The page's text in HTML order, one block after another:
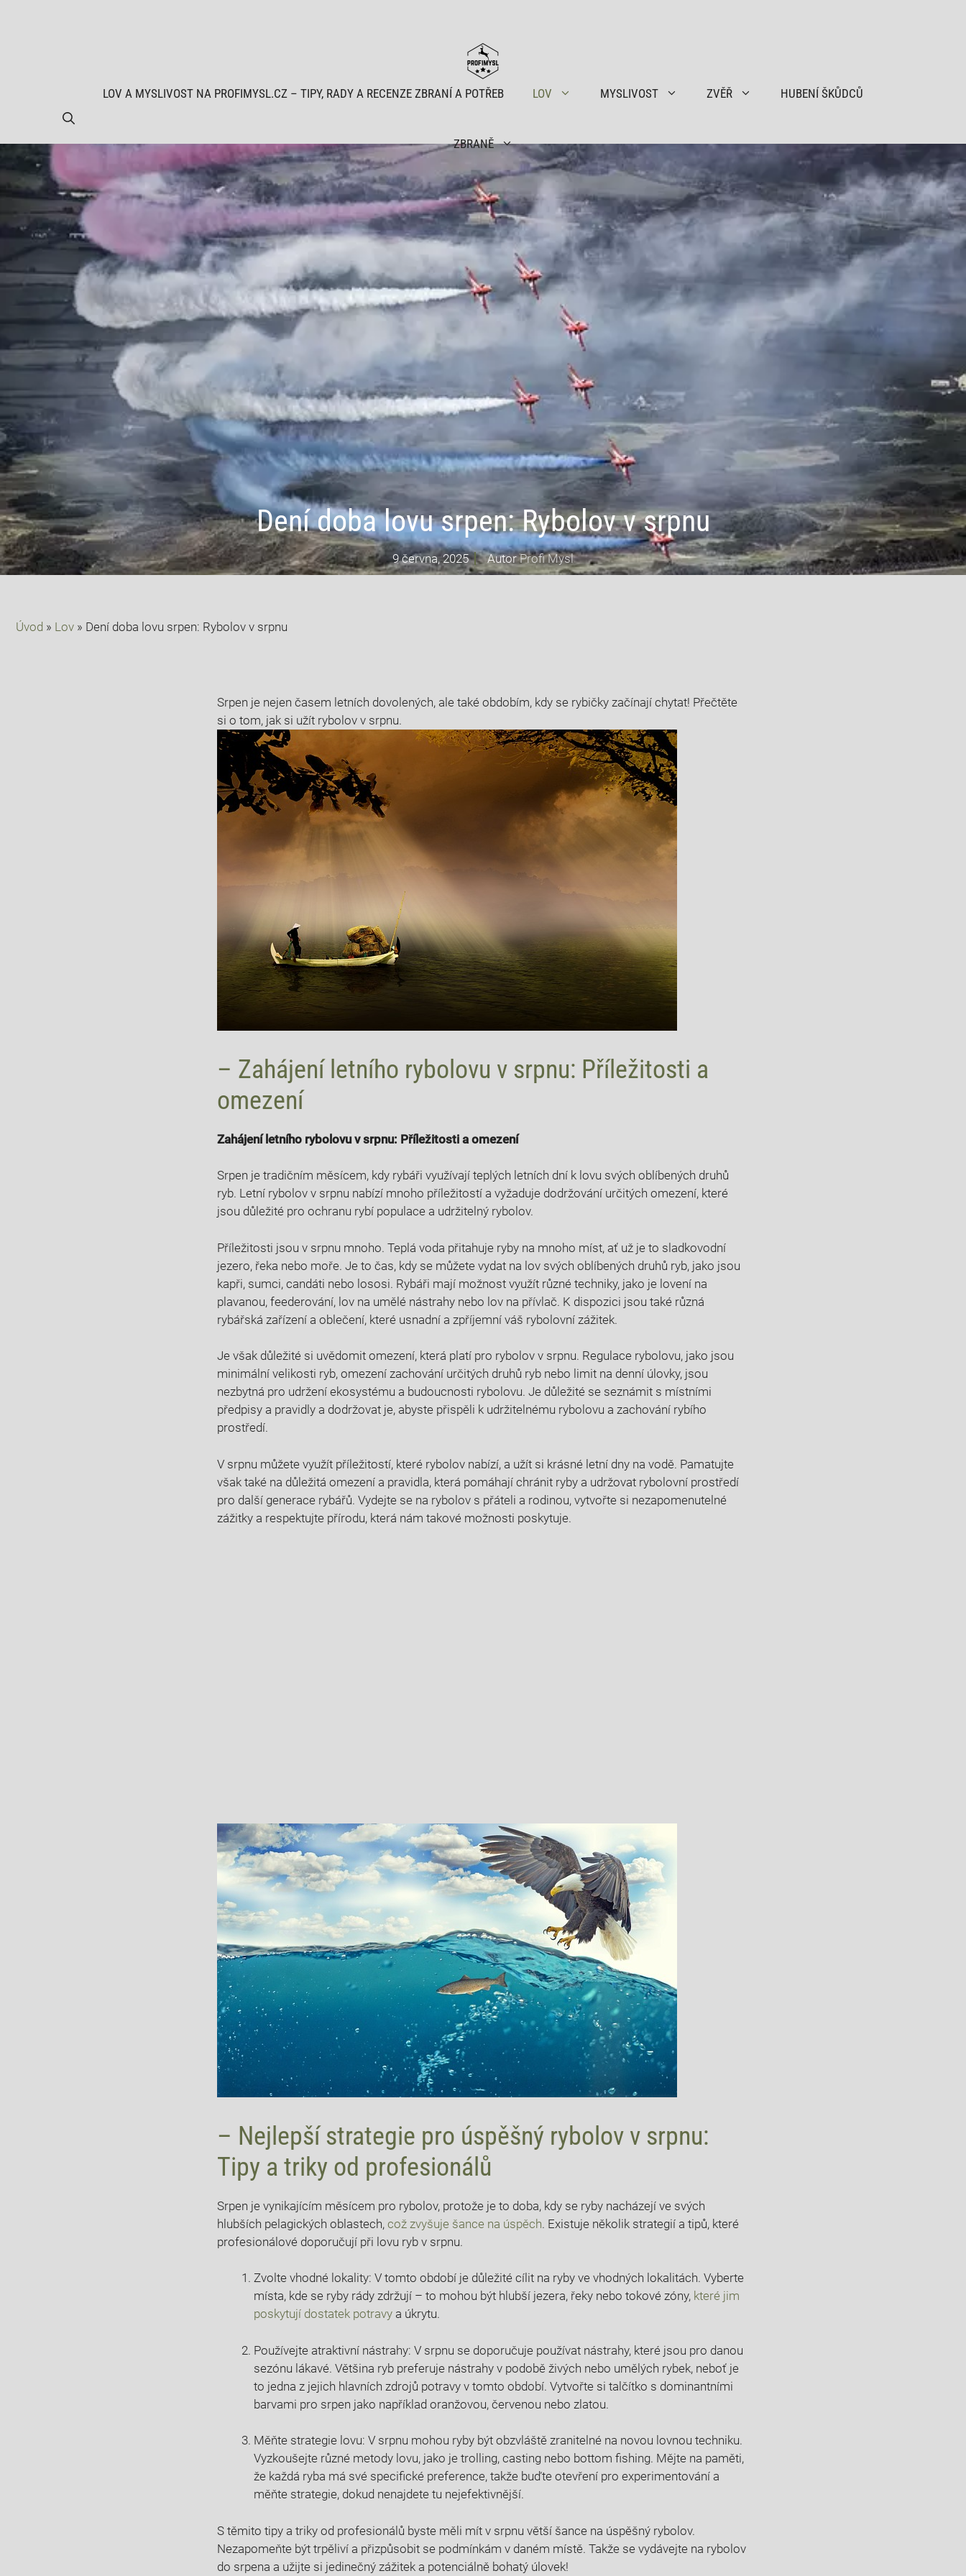
LOV A MYSLIVOST NA PROFIMYSL.CZ – TIPY, RADY A RECENZE ZBRANÍ A POTŘEB LOV MYSLIVOST ZVĚŘ HUBENÍ ŠKŮDCŮ
ZBRANĚ
Dení doba lovu srpen: Rybolov v srpnu
9 června, 2025 AutorProfi Mysl
Úvod » Lov » Dení doba lovu srpen: Rybolov v srpnu
Srpen je⁣ nejen⁢ časem‌ letních dovolených,​ ale také obdobím, kdy se ‌rybičky začínají chytat!⁢ Přečtěte
si‌ o ‍tom, ‍jak si užít rybolov v ⁢srpnu.
– Zahájení⁢ letního rybolovu v srpnu: Příležitosti a
omezení
Zahájení‍ letního ⁣rybolovu v srpnu: Příležitosti a omezení
Srpen je⁤ tradičním měsícem, ‌kdy rybáři využívají teplých letních ⁢dní k lovu ⁣svých oblíbených⁣ druhů
⁤ryb. Letní⁤ rybolov ​v⁤ srpnu nabízí mnoho příležitostí ‌a vyžaduje dodržování ‌určitých omezení, které
⁣jsou důležité pro ochranu rybí populace a udržitelný rybolov.
Příležitosti jsou v srpnu‌ mnoho. Teplá voda ⁢přitahuje ryby⁣ na mnoho míst, ‌ať⁤ už je to sladkovodní
jezero, řeka nebo moře. Je to⁤ čas, kdy se můžete vydat na lov svých oblíbených druhů ⁢ryb, jako jsou
kapři, ⁣sumci, candáti⁢ nebo ​lososi. Rybáři mají možnost ⁢využít ​různé techniky,‌ jako je lovení na
plavanou, feederování, lov na umělé ‌nástrahy ⁤nebo lov ⁣na přívlač. K dispozici jsou také různá
rybářská zařízení a ‌oblečení, které usnadní a zpříjemní váš rybolovní zážitek.
Je však důležité si uvědomit omezení, která platí pro rybolov v ​srpnu. Regulace rybolovu, jako jsou
minimální velikosti ryb, omezení⁢ zachování určitých druhů ryb​ nebo limit ‌na denní úlovky, jsou
nezbytná​ pro ‌udržení ekosystému a ‌budoucnosti rybolovu. Je důležité ⁢se seznámit s ⁣místními
předpisy a⁢ pravidly a dodržovat⁤ je, abyste ⁣přispěli k udržitelnému‌ rybolovu a ⁤zachování‌ rybího
prostředí.
V⁢ srpnu ⁤můžete ⁤využít příležitostí, ⁢které rybolov nabízí, a užít si krásné letní dny na vodě. Pamatujte
však také na důležitá⁣ omezení a pravidla, která pomáhají chránit ryby ⁢a udržovat rybolovní​ prostředí
pro další generace rybářů. ⁣Vydejte⁤ se na rybolov s přáteli a‌ rodinou, ​vytvořte si⁤ nezapomenutelné
‍zážitky ‍a respektujte přírodu,⁢ která ‌nám takové‍ možnosti​ poskytuje.
– Nejlepší ⁤strategie pro úspěšný rybolov​ v srpnu:⁤
Tipy a ​triky od⁣ profesionálů
Srpen je vynikajícím ⁢měsícem pro rybolov, protože je⁤ to doba,⁤ kdy ⁤se‌ ryby nacházejí ve svých
hlubších pelagických oblastech, ​​ což ⁢zvyšuje⁣ šance​ na úspěch.⁢ Existuje několik strategií a ​tipů, které
profesionálové doporučují při lovu ryb v⁢ srpnu.
Zvolte vhodné lokality: V tomto období je důležité ⁢cílit⁤ na‍ ryby ve vhodných lokalitách. Vyberte
místa, kde se ‍ryby rády zdržují ‍– to mohou být hlubší ‌jezera, řeky nebo‌ tokové zóny, které jim
poskytují⁤ dostatek potravy a​ úkrytu.
Používejte atraktivní ‌nástrahy: V srpnu se doporučuje používat nástrahy, které jsou ⁤pro danou
sezónu lákavé. Většina⁤ ryb⁤ preferuje ​nástrahy v podobě živých nebo‌ umělých rybek, neboť je⁣
to⁤ jedna z ‌jejich hlavních ⁤zdrojů potravy v tomto‍ období. Vytvořte ‍si talčítko s dominantními
barvami pro srpen jako například oranžovou, červenou‍ nebo zlatou.
Měňte ⁤strategie lovu: ​V srpnu‍ mohou ⁤ryby být obzvláště zranitelné‌ na‍ novou lovnou techniku.
⁤Vyzkoušejte různé ⁤metody lovu, jako je trolling, casting nebo bottom fishing. Mějte na ‍paměti,
že každá ryba má své specifické preference,⁤ takže buďte otevření pro ‌experimentování a
měňte ⁤strategie, dokud nenajdete tu nejefektivnější.
S těmito tipy⁢ a‌ triky od profesionálů byste měli ‍mít v srpnu větší šance ⁤na úspěšný​ rybolov.⁢
Nezapomeňte být‍ trpěliví a přizpůsobit se podmínkám v daném místě. Takže se vydávejte na ⁤rybolov
do srpena a užijte ⁣si⁣ jedinečný zážitek a‍ potenciálně bohatý úlovek!